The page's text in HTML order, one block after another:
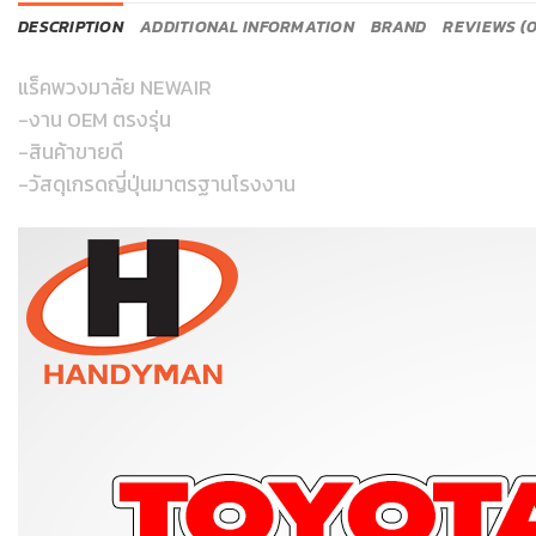
DESCRIPTION ADDITIONAL INFORMATION BRAND REVIEWS
แร็คพวงมาลัย NEWAIR
-งาน OEM ตรงรุ่น
-สินค้าขายดี
-วัสดุเกรดญี่ปุ่นมาตรฐานโรงงาน